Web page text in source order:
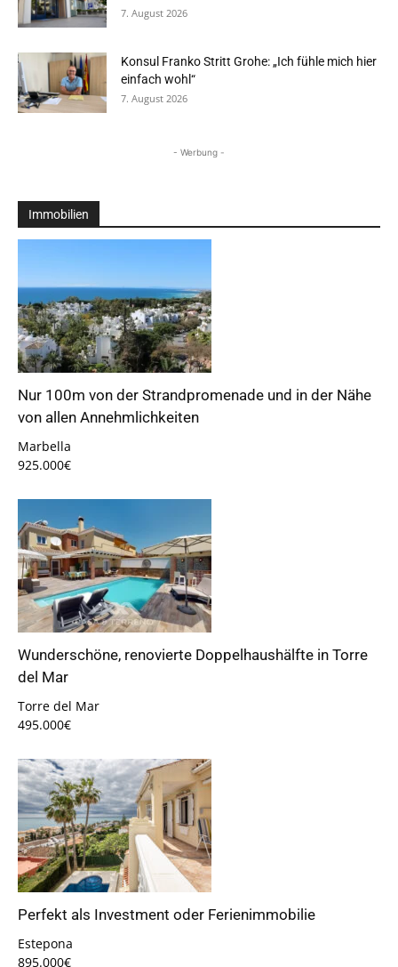
7. August 2026
Konsul Franko Stritt Grohe: „Ich fühle mich hier
einfach wohl“
7. August 2026
- Werbung -
Immobilien
Nur 100m von der Strandpromenade und in der Nähe
von allen Annehmlichkeiten
Marbella
925.000€
Wunderschöne, renovierte Doppelhaushälfte in Torre
del Mar
Torre del Mar
495.000€
Perfekt als Investment oder Ferienimmobilie
Estepona
895.000€